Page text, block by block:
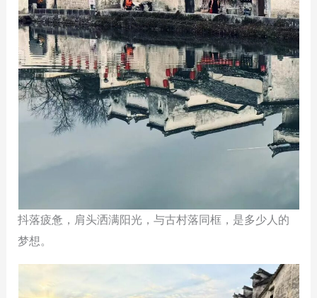
抖落疲惫，肩头洒满阳光，与古村落同框，是多少人的
梦想。